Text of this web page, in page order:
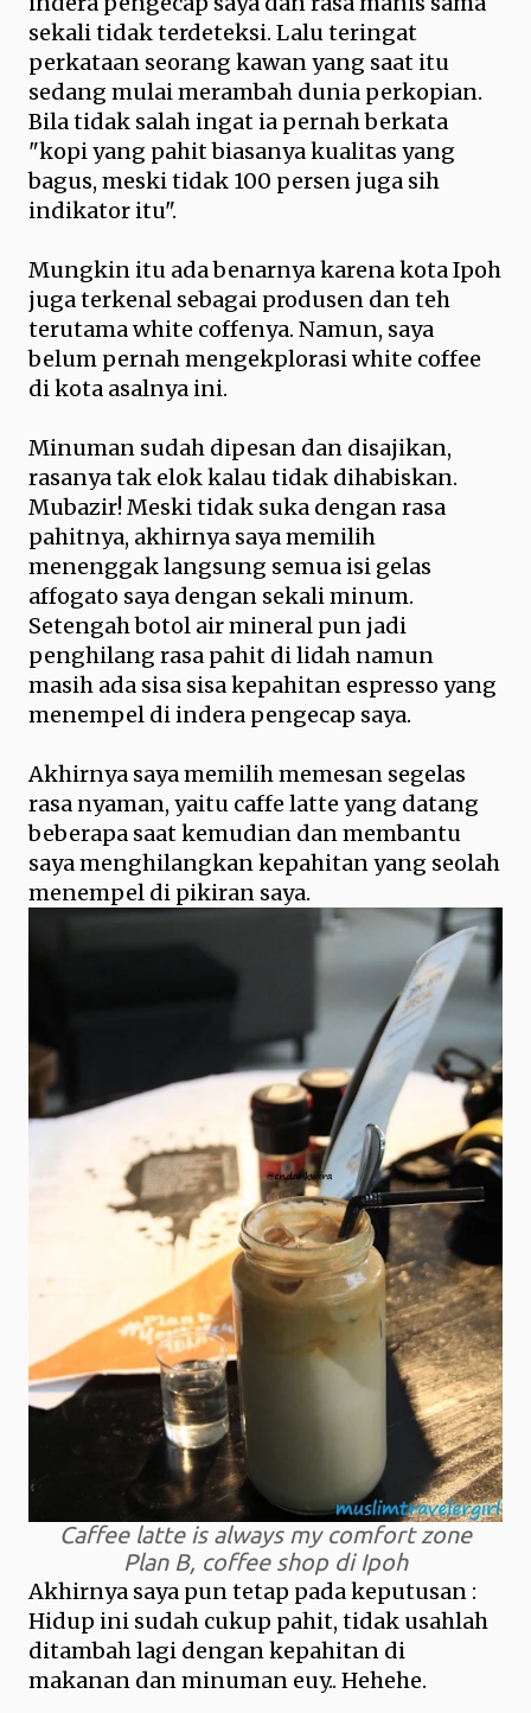
sekali tidak terdeteksi. Lalu teringat
perkataan seorang kawan yang saat itu
sedang mulai merambah dunia perkopian.
Bila tidak salah ingat ia pernah berkata
"kopi yang pahit biasanya kualitas yang
bagus, meski tidak 100 persen juga sih
indikator itu".
Mungkin itu ada benarnya karena kota Ipoh
juga terkenal sebagai produsen dan teh
terutama white coffenya. Namun, saya
belum pernah mengekplorasi white coffee
di kota asalnya ini.
Minuman sudah dipesan dan disajikan,
rasanya tak elok kalau tidak dihabiskan.
Mubazir! Meski tidak suka dengan rasa
pahitnya, akhirnya saya memilih
menenggak langsung semua isi gelas
affogato saya dengan sekali minum.
Setengah botol air mineral pun jadi
penghilang rasa pahit di lidah namun
masih ada sisa sisa kepahitan espresso yang
menempel di indera pengecap saya.
Akhirnya saya memilih memesan segelas
rasa nyaman, yaitu caffe latte yang datang
beberapa saat kemudian dan membantu
saya menghilangkan kepahitan yang seolah
menempel di pikiran saya.
Caffee latte is always my comfort zone
Plan B, coffee shop di Ipoh
Akhirnya saya pun tetap pada keputusan :
Hidup ini sudah cukup pahit, tidak usahlah
ditambah lagi dengan kepahitan di
makanan dan minuman euy.. Hehehe.